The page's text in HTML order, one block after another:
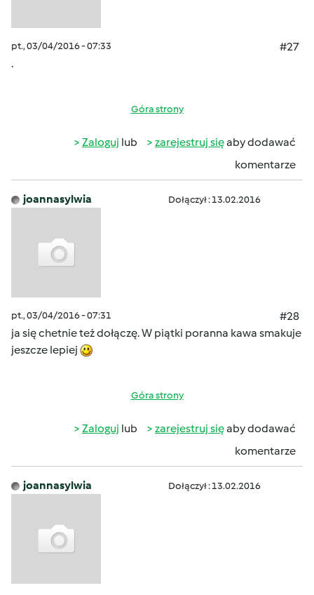
pt., 03/04/2016 - 07:33
#27
.
Góra strony
Zaloguj lub zarejestruj sięaby dodawać
komentarze
joannasylwia Dołączył : 13.02.2016
pt., 03/04/2016 - 07:31
#28
ja się chetnie też dołączę. W piątki poranna kawa smakuje
jeszcze lepiej
Góra strony
Zaloguj lub zarejestruj sięaby dodawać
komentarze
joannasylwia Dołączył : 13.02.2016